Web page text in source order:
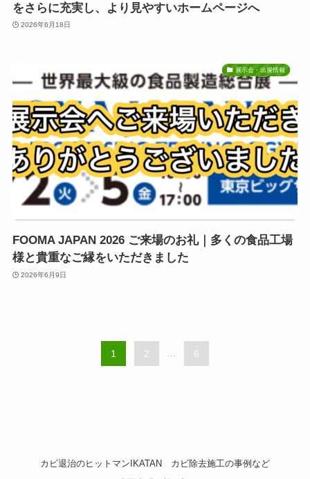
をさらに充実し、より見やすいホームページへ
2026年6月18日
展示会・出展情報
FOOMA JAPAN 2026 ご来場のお礼｜多くの食品工場
様と貴重なご縁をいただきました
2026年6月9日
1 2 ... 6
カビ退治のヒットマンIKATAN
カビ除去施工の事例など